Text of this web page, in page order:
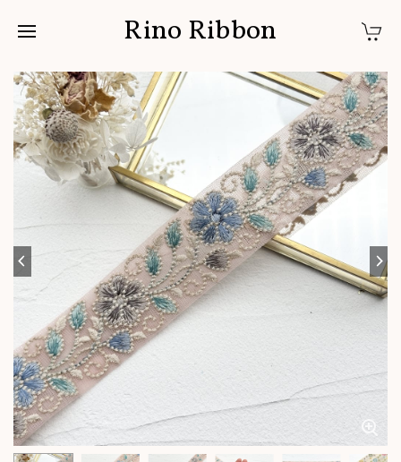
Rino Ribbon